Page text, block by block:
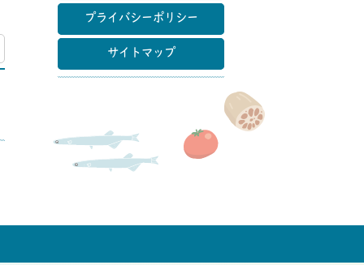
プライバシーポリシー
サイトマップ